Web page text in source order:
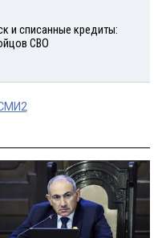
и списанные кредиты:
СВО